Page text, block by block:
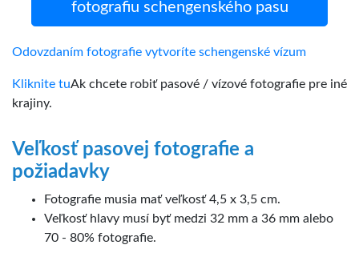
fotografiu schengenského pasu
Odovzdaním fotografie vytvoríte schengenské vízum
Kliknite tuAk chcete robiť pasové / vízové fotografie pre iné
krajiny.
Veľkosť pasovej fotografie a
požiadavky
Fotografie musia mať veľkosť 4,5 x 3,5 cm.
Veľkosť hlavy musí byť medzi 32 mm a 36 mm alebo
70 - 80% fotografie.